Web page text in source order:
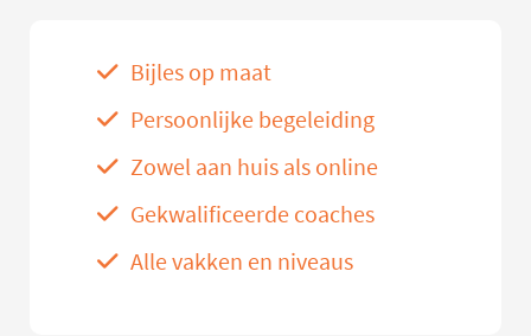
Bijles op maat
Persoonlijke begeleiding
Zowel aan huis als online
Gekwalificeerde coaches
Alle vakken en niveaus